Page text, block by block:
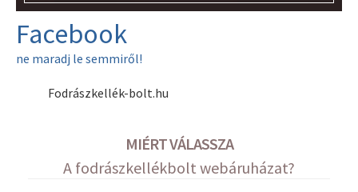
Facebook
ne maradj le semmiről!
Fodrászkellék-bolt.hu
MIÉRT VÁLASSZA
A fodrászkellékbolt webáruházat?